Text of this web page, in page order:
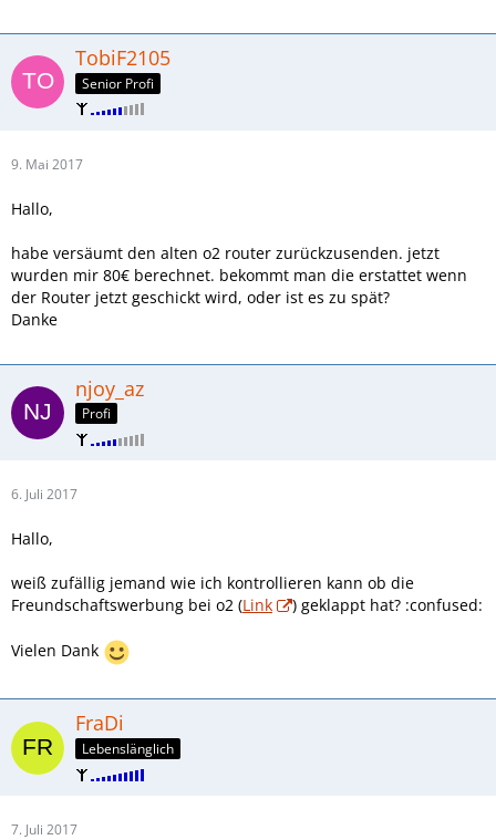
TobiF2105
Senior Profi
9. Mai 2017
Hallo,
habe versäumt den alten o2 router zurückzusenden. jetzt
wurden mir 80€ berechnet. bekommt man die erstattet wenn
der Router jetzt geschickt wird, oder ist es zu spät?
Danke
njoy_az
Profi
6. Juli 2017
Hallo,
weiß zufällig jemand wie ich kontrollieren kann ob die
Freundschaftswerbung bei o2 (Link ) geklappt hat? :confused:
Vielen Dank
FraDi
Lebenslänglich
7. Juli 2017